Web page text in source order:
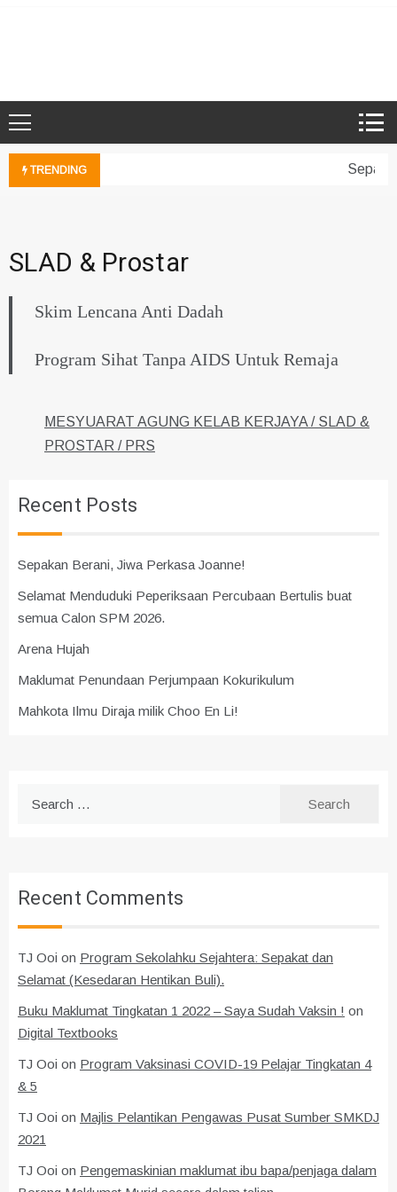
TRENDING
SLAD & Prostar
Skim Lencana Anti Dadah
Program Sihat Tanpa AIDS Untuk Remaja
MESYUARAT AGUNG KELAB KERJAYA / SLAD &
PROSTAR / PRS
Recent Posts
Sepakan Berani, Jiwa Perkasa Joanne!
Selamat Menduduki Peperiksaan Percubaan Bertulis buat
semua Calon SPM 2026.
Arena Hujah
Maklumat Penundaan Perjumpaan Kokurikulum
Mahkota Ilmu Diraja milik Choo En Li!
Recent Comments
TJ Ooi on Program Sekolahku Sejahtera: Sepakat dan
Selamat (Kesedaran Hentikan Buli).
Buku Maklumat Tingkatan 1 2022 – Saya Sudah Vaksin ! on
Digital Textbooks
TJ Ooi on Program Vaksinasi COVID-19 Pelajar Tingkatan 4
& 5
TJ Ooi on Majlis Pelantikan Pengawas Pusat Sumber SMKDJ
2021
TJ Ooi on Pengemaskinian maklumat ibu bapa/penjaga dalam